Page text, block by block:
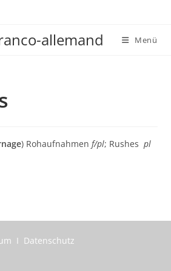
allemand Menü
) Rohaufnahmenf/pl; Rushes pl
I Datenschutz